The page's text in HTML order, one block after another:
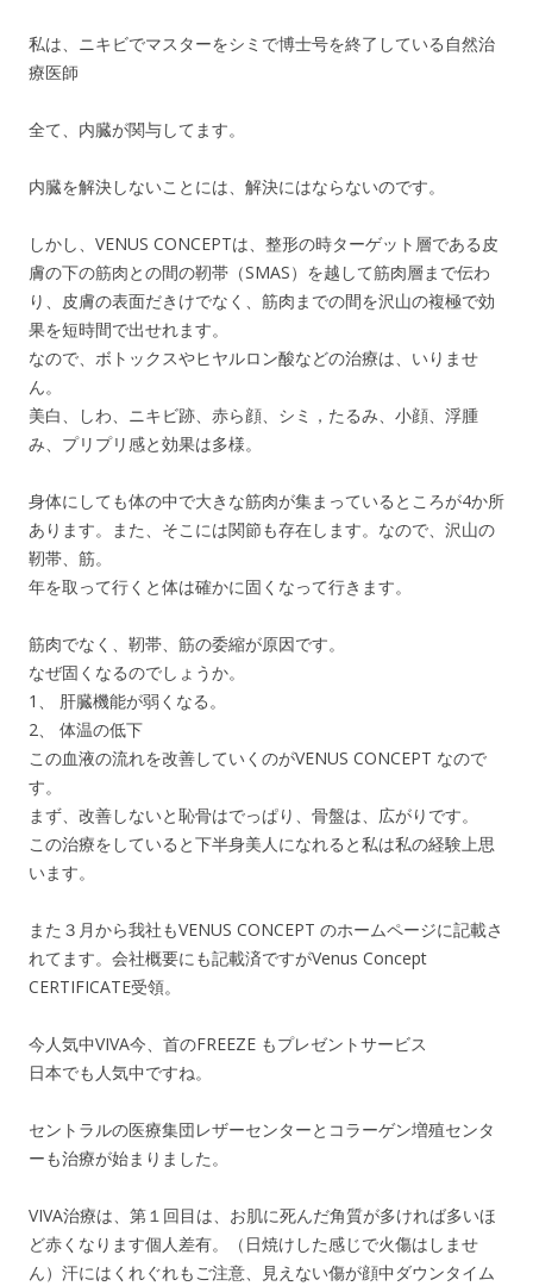
私は、ニキビでマスターをシミで博士号を終了している自然治
療医師
全て、内臓が関与してます。
内臓を解決しないことには、解決にはならないのです。
しかし、VENUS CONCEPTは、整形の時ターゲット層である皮
膚の下の筋肉との間の靭帯（SMAS）を越して筋肉層まで伝わ
り、皮膚の表面だきけでなく、筋肉までの間を沢山の複極で効
果を短時間で出せれます。
なので、ボトックスやヒヤルロン酸などの治療は、いりませ
ん。
美白、しわ、ニキビ跡、赤ら顔、シミ，たるみ、小顔、浮腫
み、プリプリ感と効果は多様。
身体にしても体の中で大きな筋肉が集まっているところが4か所
あります。また、そこには関節も存在します。なので、沢山の
靭帯、筋。
年を取って行くと体は確かに固くなって行きます。
筋肉でなく、靭帯、筋の委縮が原因です。
なぜ固くなるのでしょうか。
1、 肝臓機能が弱くなる。
2、 体温の低下
この血液の流れを改善していくのがVENUS CONCEPT なので
す。
まず、改善しないと恥骨はでっぱり、骨盤は、広がりです。
この治療をしていると下半身美人になれると私は私の経験上思
います。
また３月から我社もVENUS CONCEPT のホームページに記載さ
れてます。会社概要にも記載済ですがVenus Concept
CERTIFICATE受領。
今人気中VIVA今、首のFREEZE もプレゼントサービス
日本でも人気中ですね。
セントラルの医療集団レザーセンターとコラーゲン増殖センタ
ーも治療が始まりました。
VIVA治療は、第１回目は、お肌に死んだ角質が多ければ多いほ
ど赤くなります個人差有。（日焼けした感じで火傷はしませ
ん）汗にはくれぐれもご注意、見えない傷が顔中ダウンタイム